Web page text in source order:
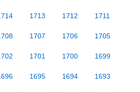
1713 1712 1711
1707 1706 1705
1701 1700 1699
1695 1694 1693